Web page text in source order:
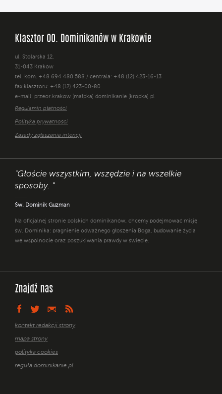
Klasztor OO. Dominikanów w Krakowie
ul. Stolarska 12,
31-043 Kraków
tel. kom. +48 694 480 588 / centrala: +48 (12) 423-16-13
fax klasztoru: +48 (12) 423-00-80
e-mail: przeor.krakow [małpka] dominikanie [kropka] pl
Regulamin płatności
Polityka prywatności
Zasady zgłaszania intencji
"Głoście wszystkim, wszędzie i na wszelkie
sposoby. "
Św. Dominik Guzman
Na oficjalnej stronie polskich dominikanów, chcemy podejmować misję
św. Dominika: pragnienie odważnego głoszenia Boga, budowanie życia
we wspólnocie oraz poszukiwania prawdy w świecie.
Znajdź nas
kontakt redakcji strony
mapa strony
polityka cookies
reguła dominikanie.pl